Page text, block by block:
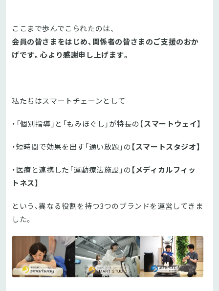
ここまで歩んでこられたのは、
会員の皆さまをはじめ、関係者の皆さまのご支援のおか
げです。心より感謝申し上げます。
私たちはスマートチェーンとして
・「個別指導」と「もみほぐし」が特長の【スマートウェイ】
・短時間で効果を出す「通い放題」の【スマートスタジオ】
・医療と連携した「運動療法施設」の【メディカルフィッ
トネス】
という、異なる役割を持つ3つのブランドを運営してきま
した。